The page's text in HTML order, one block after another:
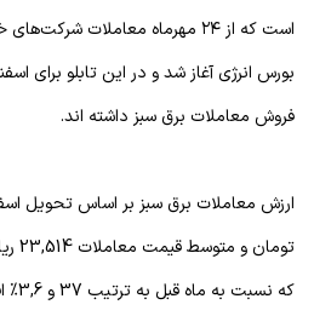
است که از ۲۴ مهرماه معاملات
فروش معاملات برق سبز داشته اند.
که